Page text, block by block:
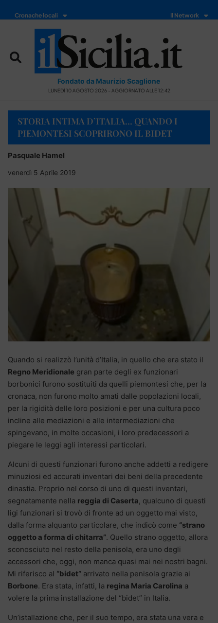
Cronache locali Il Network
Fondato da Maurizio Scaglione
LUNEDÌ 10 AGOSTO 2026 - AGGIORNATO ALLE 12:42
STORIA INTIMA D’ITALIA… QUANDO I
PIEMONTESI SCOPRIRONO IL BIDET
Pasquale Hamel
venerdì 5 Aprile 2019
Quando si realizzò l’unità d’Italia, in quello che era stato il
Regno Meridionale gran parte degli ex funzionari
borbonici furono sostituiti da quelli piemontesi che, per la
cronaca, non furono molto amati dalle popolazioni locali,
per la rigidità delle loro posizioni e per una cultura poco
incline alle mediazioni e alle intermediazioni che
spingevano, in molte occasioni, i loro predecessori a
piegare le leggi agli interessi particolari.
Alcuni di questi funzionari furono anche addetti a redigere
minuziosi ed accurati inventari dei beni della precedente
dinastia. Proprio nel corso di uno di questi inventari,
segnatamente nella reggia di Caserta, qualcuno di questi
ligi funzionari si trovò di fronte ad un oggetto mai visto,
dalla forma alquanto particolare, che indicò come “strano
oggetto a forma di chitarra”. Quello strano oggetto, allora
sconosciuto nel resto della penisola, era uno degli
accessori che, oggi, non manca quasi mai nei nostri bagni.
Mi riferisco al “bidet” arrivato nella penisola grazie ai
Borbone. Era stata, infatti, la regina Maria Carolina a
volere la prima installazione del “bidet” in Italia.
Un’istallazione che, per il suo tempo, era stata una vera e